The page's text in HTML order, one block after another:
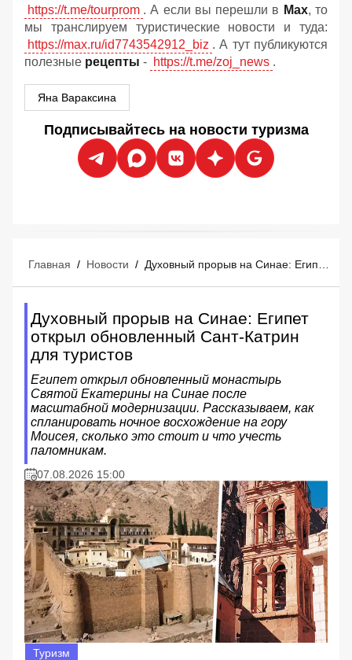
https://t.me/tourprom . А если вы перешли в Мах, то
мы транслируем туристические новости и туда:
https://max.ru/id7743542912_biz . А тут публикуются
полезные рецепты - https://t.me/zoj_news .
Яна Вараксина
Подписывайтесь на новости туризма
Главная / Новости /
Духовный прорыв на Синае: Египет
открыл обновленный Сант-Катрин
для туристов
Египет открыл обновленный монастырь
Святой Екатерины на Синае после
масштабной модернизации. Рассказываем, как
спланировать ночное восхождение на гору
Моисея, сколько это стоит и что учесть
паломникам.
07.08.2026 15:00
Туризм